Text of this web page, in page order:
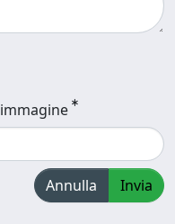
Annulla Invia